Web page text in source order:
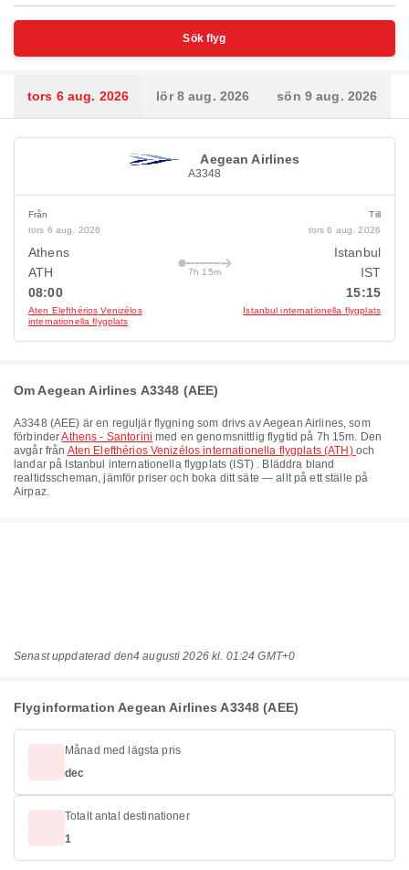
Sök flyg
tors 6 aug. 2026 lör 8 aug. 2026 sön 9 aug. 2026
Aegean Airlines
A3348
Från
tors 6 aug. 2026
Athens
ATH
08:00
Aten Elefthérios Venizélos
internationella flygplats
7h 15m
Till
tors 6 aug. 2026
Istanbul
IST
15:15
Istanbul internationella flygplats
Om Aegean Airlines A3348 (AEE)
A3348 (AEE) är en reguljär flygning som drivs avAegean Airlines, som
förbinderAthens - Santorini med en genomsnittlig flygtid på 7h 15m. Den
avgår från Aten Elefthérios Venizélos internationella flygplats (ATH) och
landar på Istanbul internationella flygplats (IST) . Bläddra bland
realtidsscheman, jämför priser och boka ditt säte — allt på ett ställe på
Airpaz.
Senast uppdaterad den4 augusti 2026 kl. 01:24 GMT+0
Flyginformation Aegean Airlines A3348 (AEE)
Månad med lägsta pris
dec
Totalt antal destinationer
1